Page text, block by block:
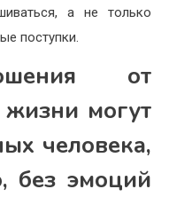
а не только
поступки.
от
жизни могут
человека,
без эмоций